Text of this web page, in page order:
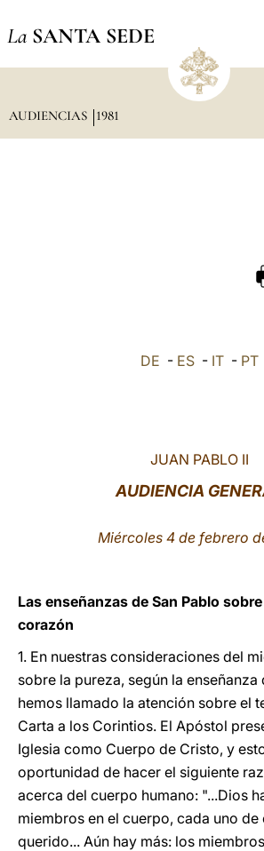
La SANTA SEDE
AUDIENCIAS 1981
DE - ES- IT- PT
JUAN PABLO II
AUDIENCIA
Miércoles 4 de febrero
Las enseñanzas de San Pablo
corazón
1. En nuestras consideraciones del
sobre la pureza, según la enseñanza
hemos llamado la atención sobre el
Carta a los Corintios. El Apóstol
Iglesia como Cuerpo de Cristo, y
oportunidad de hacer el siguiente
acerca del cuerpo humano: "...Dios
miembros en el cuerpo, cada uno de
querido... Aún hay más: los